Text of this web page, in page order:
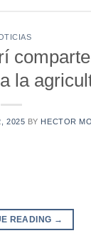
la
2025 BY HECTOR
READING →